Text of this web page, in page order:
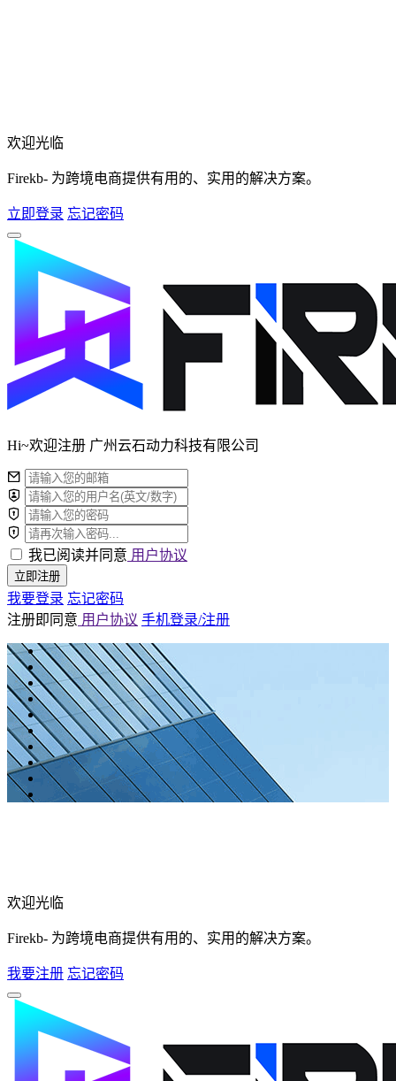
欢迎光临
Firekb- 为跨境电商提供有用的、实用的解决方案。
立即登录 忘记密码
Hi~欢迎注册 广州云石动力科技有限公司
我已阅读并同意 用户协议
立即注册
我要登录 忘记密码
注册即同意 用户协议 手机登录/注册
欢迎光临
Firekb- 为跨境电商提供有用的、实用的解决方案。
我要注册 忘记密码